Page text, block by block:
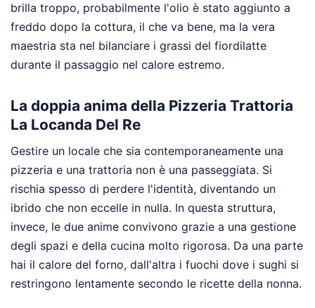
brilla troppo, probabilmente l'olio è stato aggiunto a
freddo dopo la cottura, il che va bene, ma la vera
maestria sta nel bilanciare i grassi del fiordilatte
durante il passaggio nel calore estremo.
La doppia anima della Pizzeria Trattoria
La Locanda Del Re
Gestire un locale che sia contemporaneamente una
pizzeria e una trattoria non è una passeggiata. Si
rischia spesso di perdere l'identità, diventando un
ibrido che non eccelle in nulla. In questa struttura,
invece, le due anime convivono grazie a una gestione
degli spazi e della cucina molto rigorosa. Da una parte
hai il calore del forno, dall'altra i fuochi dove i sughi si
restringono lentamente secondo le ricette della nonna.